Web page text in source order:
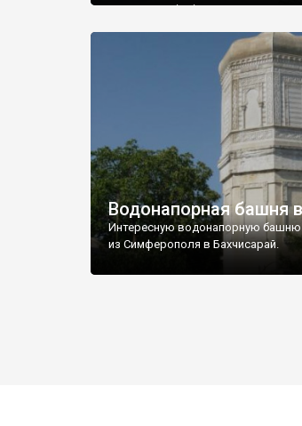
запрошую відвідати це
Водонапорная башня
Интересную водонапорную
из Симферополя в Бахчисарай.